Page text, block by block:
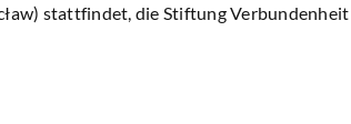
stattfindet, die Stiftung